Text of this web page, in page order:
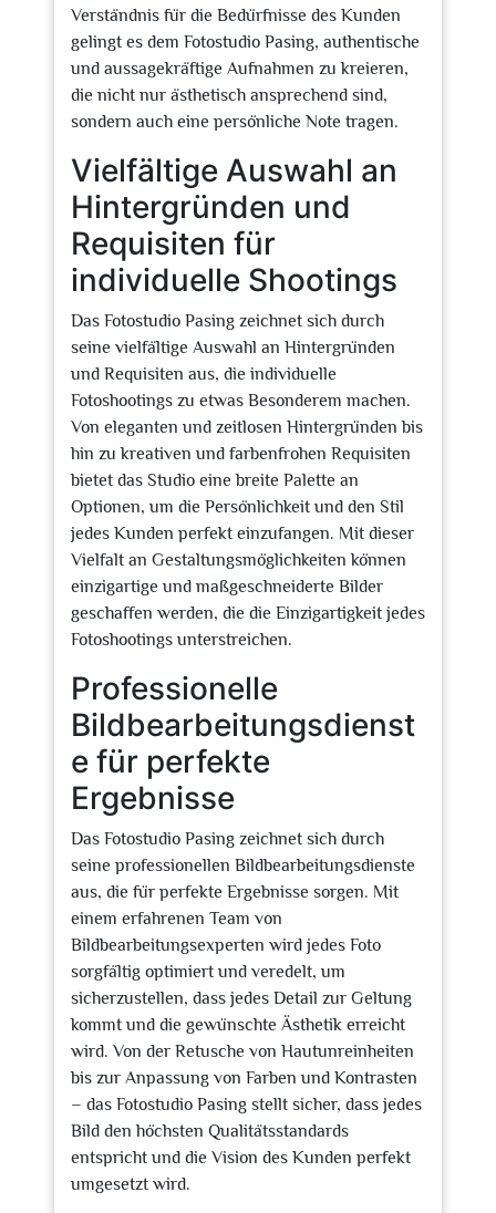
Verständnis für die Bedürfnisse des Kunden
gelingt es dem Fotostudio Pasing, authentische
und aussagekräftige Aufnahmen zu kreieren,
die nicht nur ästhetisch ansprechend sind,
sondern auch eine persönliche Note tragen.
Vielfältige Auswahl an
Hintergründen und
Requisiten für
individuelle Shootings
Das Fotostudio Pasing zeichnet sich durch
seine vielfältige Auswahl an Hintergründen
und Requisiten aus, die individuelle
Fotoshootings zu etwas Besonderem machen.
Von eleganten und zeitlosen Hintergründen bis
hin zu kreativen und farbenfrohen Requisiten
bietet das Studio eine breite Palette an
Optionen, um die Persönlichkeit und den Stil
jedes Kunden perfekt einzufangen. Mit dieser
Vielfalt an Gestaltungsmöglichkeiten können
einzigartige und maßgeschneiderte Bilder
geschaffen werden, die die Einzigartigkeit jedes
Fotoshootings unterstreichen.
Professionelle
Bildbearbeitungsdienst
e für perfekte
Ergebnisse
Das Fotostudio Pasing zeichnet sich durch
seine professionellen Bildbearbeitungsdienste
aus, die für perfekte Ergebnisse sorgen. Mit
einem erfahrenen Team von
Bildbearbeitungsexperten wird jedes Foto
sorgfältig optimiert und veredelt, um
sicherzustellen, dass jedes Detail zur Geltung
kommt und die gewünschte Ästhetik erreicht
wird. Von der Retusche von Hautunreinheiten
bis zur Anpassung von Farben und Kontrasten
– das Fotostudio Pasing stellt sicher, dass jedes
Bild den höchsten Qualitätsstandards
entspricht und die Vision des Kunden perfekt
umgesetzt wird.